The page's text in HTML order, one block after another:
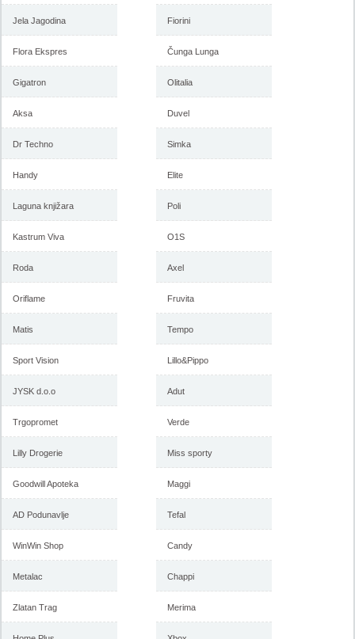
Vitorog akcija, katalog 9. mart
Vitorog akcija nameštaja,
Vitorog katalog nameštaja,
Vitorog katalog nameštaja,
Jela Jagodina
Flora Ekspres
Gigatron
Aksa
Dr Techno
Handy
Laguna knjižara
Kastrum Viva
Roda
Oriflame
Matis
Sport Vision
JYSK d.o.o
Trgopromet
Lilly Drogerie
Goodwill Apoteka
AD Podunavlje
WinWin Shop
Metalac
Zlatan Trag
Fiorini
Čunga Lunga
Olitalia
Duvel
Simka
Elite
Poli
O1S
Axel
Fruvita
Tempo
Lillo&Pippo
Adut
Verde
Miss sporty
Maggi
Tefal
Candy
Chappi
Merima